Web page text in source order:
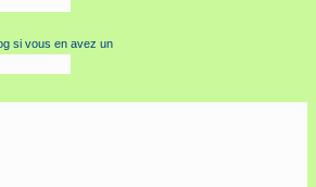
si vous en avez un